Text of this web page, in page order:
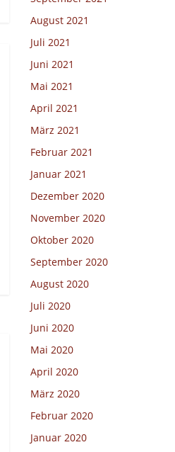
August 2021
Juli 2021
Juni 2021
Mai 2021
April 2021
März 2021
Februar 2021
Januar 2021
Dezember 2020
November 2020
Oktober 2020
September 2020
August 2020
Juli 2020
Juni 2020
Mai 2020
April 2020
März 2020
Februar 2020
Januar 2020